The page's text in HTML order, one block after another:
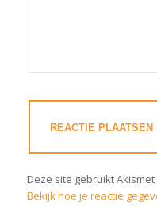
Deze site gebruikt
Bekijk hoe je reactie